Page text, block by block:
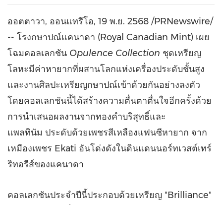
ออตตาวา, ออนแทรีโอ, 19 พ.ย. 2568 /PRNewswire/
-- โรงกษาปณ์แคนาดา (Royal Canadian Mint) เผย
โฉมคอลเลกชัน Opulence Collection ชุดเหรียญ
โลหะมีค่าหายากที่ผสานโลกแห่งเครื่องประดับชั้นสูง
และงานศิลปะเหรียญกษาปณ์เข้าด้วยกันอย่างลงตัว
โดยคอลเลกชันนี้ได้สร้างความตื่นตาตื่นใจอีกครั้งด้วย
การนำเสนอผลงานจากทองคำบริสุทธิ์และ
แพลทินัม ประดับด้วยเพชรสีเหลืองแฟนซีหายาก จาก
เหมืองเพชร Ekati อันโด่งดังในดินแดนนอร์ทเวสต์เทร์
ริทอรีส์ของแคนาดา
คอลเลกชันประจำปีนี้ประกอบด้วยเหรียญ "Brilliance"